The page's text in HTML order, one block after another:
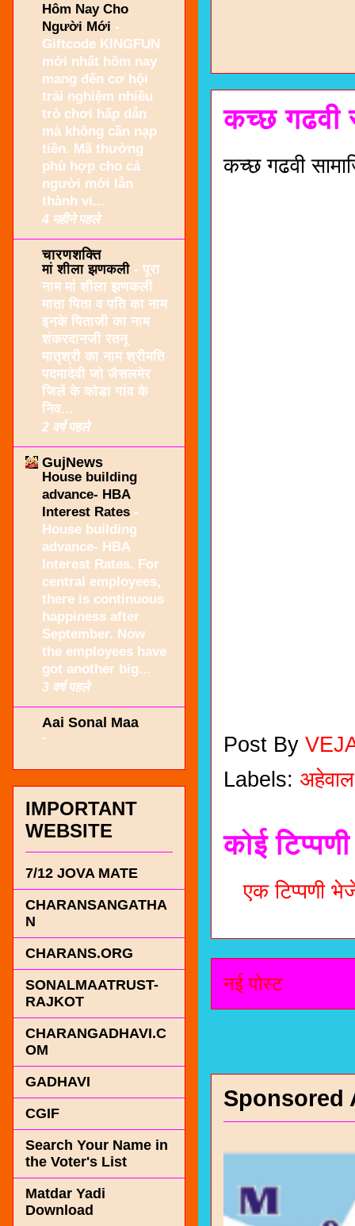
कच्छ गढवी
कच्छ गढवी
Post By
Labels: अहेवाल
कोई
एक टिप्पणी
नई पोस्ट
Sponsored
Hôm Nay Cho
Người Mới -
Giftcode KINGFUN
mới nhất hôm nay
mang đến cơ hội
trải nghiệm nhiều
trò chơi hấp dẫn
mà không cần nạp
tiền. Mã thưởng
phù hợp cho cả
người mới lẫn
thành vi...
4 महीने पहले
चारणशक्ति
मां शीला झणकली - पूरा
नाम मां शीला झणकली
माता पिता व पति का नाम
इनके पिताजी का नाम
शंकरदानजी रतनू
मातृश्री का नाम श्रीमति
पदमादेवी जो जैसलमेर
जिलें के कोडा गांव के
निव...
2 वर्ष पहले
GujNews
House building
advance- HBA
Interest Rates -
House building
advance- HBA
Interest Rates. For
central employees,
there is continuous
happiness after
September. Now
the employees have
got another big...
3 वर्ष पहले
Aai Sonal Maa
-
IMPORTANT
WEBSITE
7/12 JOVA MATE
CHARANSANGATHA
N
CHARANS.ORG
SONALMAATRUST-
RAJKOT
CHARANGADHAVI.C
OM
GADHAVI
CGIF
Search Your Name in
the Voter's List
Matdar Yadi
Download